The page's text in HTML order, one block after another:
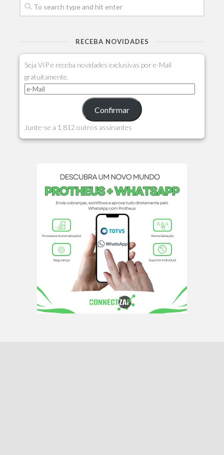
RECEBA NOVIDADES
Seja VIP e receba novidades exclusivas por e-Mail
gratuitamente.
Confirmar
Junte-se a 1.812 outros assinantes